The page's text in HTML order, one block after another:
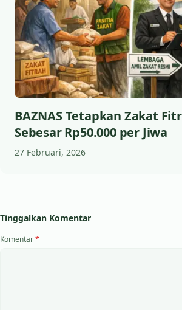
BAZNAS Tetapkan Zakat
Sebesar Rp50.000 per Jiwa
27 Februari, 2026
Tinggalkan Komentar
Komentar*